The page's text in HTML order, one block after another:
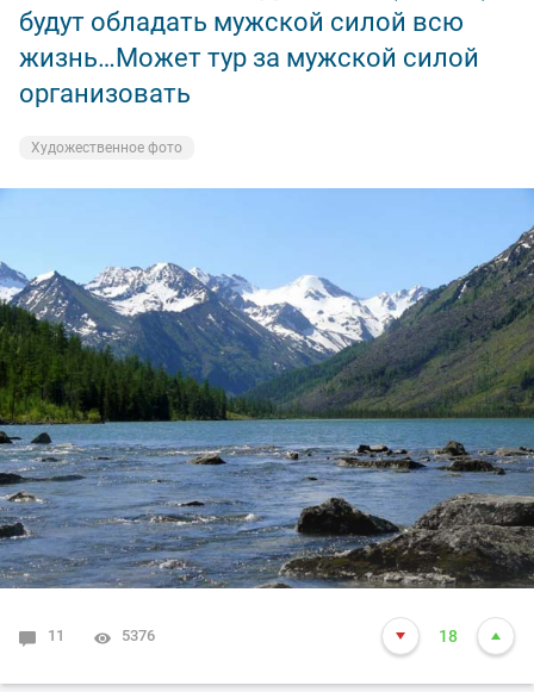
будут обладать мужской силой всю
жизнь…Может тур за мужской силой
организовать
Художественное фото
11 5376 18